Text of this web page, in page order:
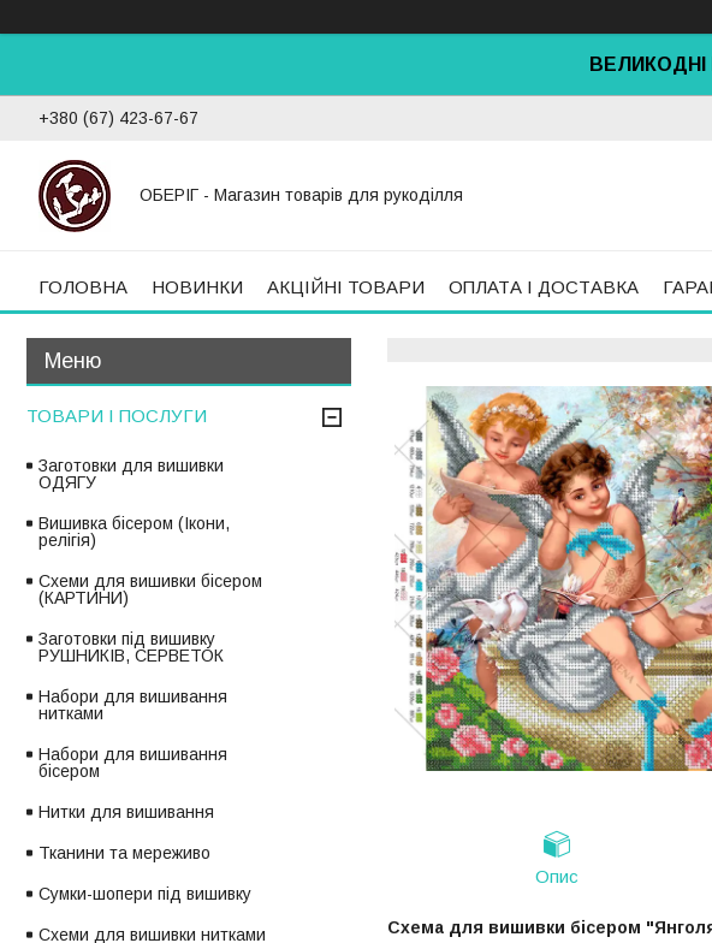
ВЕЛИКОДНІ
+380 (67) 423-67-67
ОБЕРІГ - Магазин товарів для рукоділля
ГОЛОВНА НОВИНКИ АКЦІЙНІ ТОВАРИ ОПЛАТА І ДОСТАВКА
Опис
Схема для вишивки бісером
ТОВАРИ І ПОСЛУГИ
Заготовки для вишивки
ОДЯГУ
Вишивка бісером (Ікони,
релігія)
Схеми для вишивки бісером
(КАРТИНИ)
Заготовки під вишивку
РУШНИКІВ, СЕРВЕТОК
Набори для вишивання
нитками
Набори для вишивання
бісером
Нитки для вишивання
Тканини та мереживо
Сумки-шопери під вишивку
Схеми для вишивки нитками